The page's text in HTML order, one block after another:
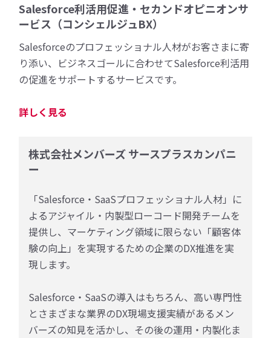
Salesforce利活用促進・セカンドオピニオンサ
ービス（コンシェルジュBX）
Salesforceのプロフェッショナル人材がお客さまに寄
り添い、ビジネスゴールに合わせてSalesforce利活用
の促進をサポートするサービスです。
詳しく見る
株式会社メンバーズ サースプラスカンパニ
ー
「Salesforce・SaaSプロフェッショナル人材」に
よるアジャイル・内製型ローコード開発チームを
提供し、マーケティング領域に限らない「顧客体
験の向上」を実現するための企業のDX推進を実
現します。
Salesforce・SaaSの導入はもちろん、高い専門性
とさまざまな業界のDX現場支援実績があるメン
バーズの知見を活かし、その後の運用・内製化ま